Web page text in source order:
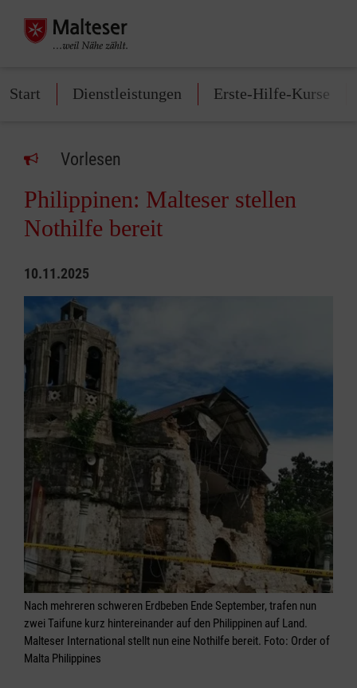
Start Dienstleistungen Erste-Hilfe-Kurse
Vorlesen
Philippinen: Malteser stellen
Nothilfe bereit
10.11.2025
Nach mehreren schweren Erdbeben Ende September, trafen nun
zwei Taifune kurz hintereinander auf den Philippinen auf Land.
Malteser International stellt nun eine Nothilfe bereit. Foto: Order of
Malta Philippines